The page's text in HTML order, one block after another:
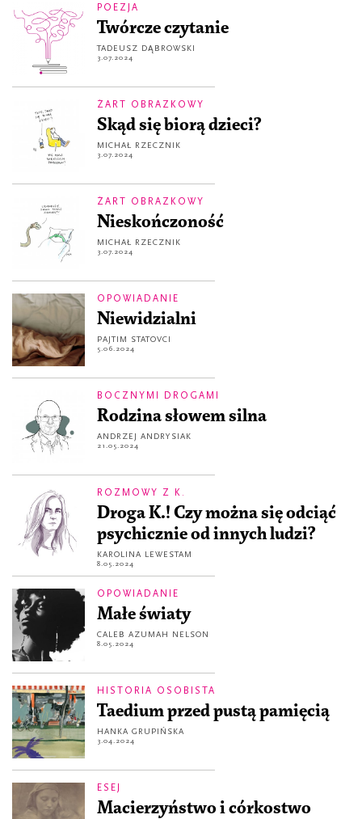
POEZJA
Twórcze czytanie
TADEUSZ DĄBROWSKI
3.07.2024
ŻART OBRAZKOWY
Skąd się biorą dzieci?
MICHAŁ RZECZNIK
3.07.2024
ŻART OBRAZKOWY
Nieskończoność
MICHAŁ RZECZNIK
3.07.2024
OPOWIADANIE
Niewidzialni
PAJTIM STATOVCI
5.06.2024
BOCZNYMI DROGAMI
Rodzina słowem silna
ANDRZEJ ANDRYSIAK
21.05.2024
ROZMOWY Z K.
Droga K.! Czy można się odciąć
psychicznie od innych ludzi?
KAROLINA LEWESTAM
8.05.2024
OPOWIADANIE
Małe światy
CALEB AZUMAH NELSON
8.05.2024
HISTORIA OSOBISTA
Taedium przed pustą pamięcią
HANKA GRUPIŃSKA
3.04.2024
ESEJ
Macierzyństwo i córkostwo